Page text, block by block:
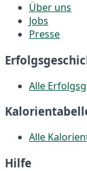
Über uns
Jobs
Presse
Alle
Alle
Hilfe